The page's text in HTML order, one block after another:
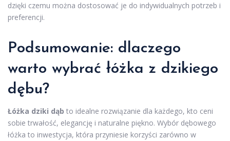
dzięki czemu można dostosować je do indywidualnych potrzeb i
preferencji.
Podsumowanie: dlaczego
warto wybrać łóżka z dzikiego
dębu?
Łóżka dziki dąb to idealne rozwiązanie dla każdego, kto ceni
sobie trwałość, elegancję i naturalne piękno. Wybór dębowego
łóżka to inwestycja, która przyniesie korzyści zarówno w